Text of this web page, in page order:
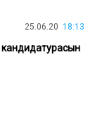
25.06.20 18:13
кандидатурасын